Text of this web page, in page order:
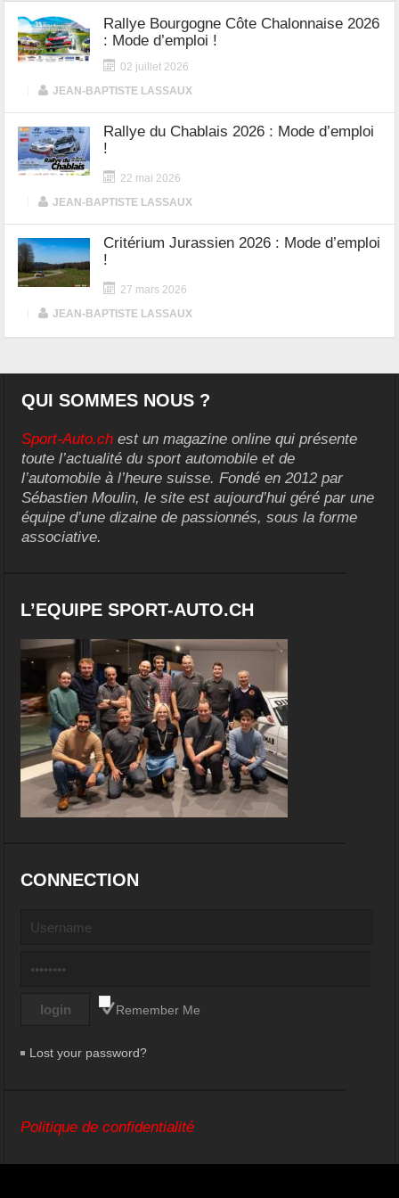
Rallye Bourgogne Côte Chalonnaise 2026
: Mode d’emploi !
02 juillet 2026
JEAN-BAPTISTE LASSAUX
Rallye du Chablais 2026 : Mode d’emploi
!
22 mai 2026
JEAN-BAPTISTE LASSAUX
Critérium Jurassien 2026 : Mode d’emploi
!
27 mars 2026
JEAN-BAPTISTE LASSAUX
QUI SOMMES NOUS ?
Sport-Auto.ch est un magazine online qui présente
toute l’actualité du sport automobile et de
l’automobile à l’heure suisse. Fondé en 2012 par
Sébastien Moulin, le site est aujourd’hui géré par une
équipe d’une dizaine de passionnés, sous la forme
associative.
L’EQUIPE SPORT-AUTO.CH
CONNECTION
Remember Me
Lost your password?
Politique de confidentialité